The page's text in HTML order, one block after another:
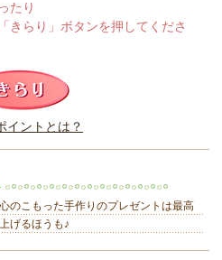
たか？
たり
きらり」ボタンを押してくださ
イントとは？
のこもった手作りのプレゼントは最高
げるほうも♪